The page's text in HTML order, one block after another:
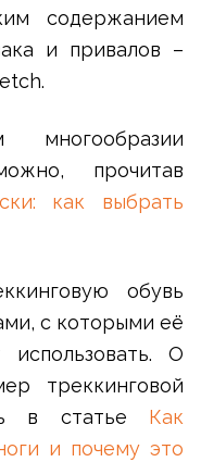
содержанием
и привалов –
прочитав
как выбрать
обувь
с которыми её
О
треккинговой
в статье Как
и почему это